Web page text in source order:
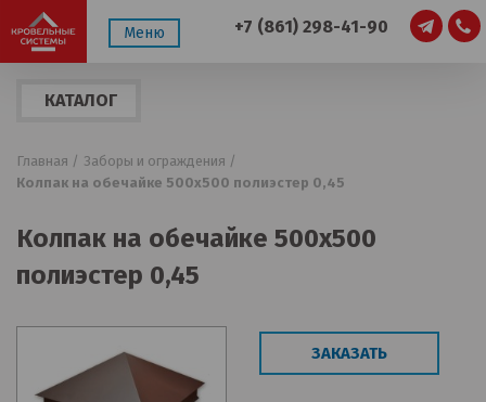
Меню +7 (861) 298-41-90
КАТАЛОГ
Главная / Заборы и ограждения /
Колпак на обечайке 500х500 полиэстер 0,45
Колпак на обечайке 500х500
полиэстер 0,45
ЗАКАЗАТЬ